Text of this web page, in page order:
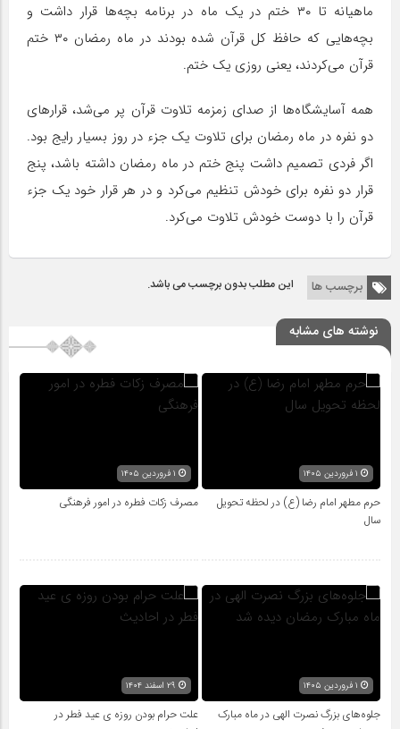
ماهیانه تا ۳۰ ختم در یک ماه در برنامه بچه‌ها قرار داشت و
بچه‌هایی که حافظ کل قرآن شده بودند در ماه رمضان ۳۰ ختم
قرآن می‌کردند، یعنی روزی یک ختم.
همه آسایشگاه‌ها از صدای زمزمه تلاوت قرآن پر می‌شد، قرارهای
دو نفره در ماه رمضان برای تلاوت یک جزء در روز بسیار رایج بود.
اگر فردی تصمیم داشت پنج ختم در ماه رمضان داشته باشد، پنج
قرار دو نفره برای خودش تنظیم می‌کرد و در هر قرار خود یک جزء
قرآن را با دوست خودش تلاوت می‌کرد.
برچسب ها این مطلب بدون برچسب می باشد.
نوشته های مشابه
حرم مطهر امام رضا (ع) در لحظه تحویل
سال
مصرف زکات فطره در امور فرهنگی
جلوه‌های بزرگ نصرت الهی در ماه مبارک
علت حرام بودن روزه ی عید فطر در